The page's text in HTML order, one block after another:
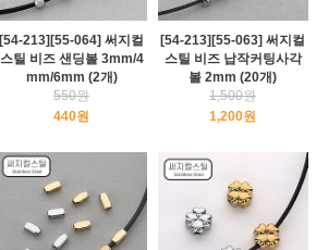
[54-213][55-064] 써지컬
스틸 비즈 샌딩볼 3mm/4
mm/6mm (2개)
550원
440원
[54-213][55-063] 써지컬
스틸 비즈 납작커팅사각
볼 2mm (20개)
1,500원
1,200원